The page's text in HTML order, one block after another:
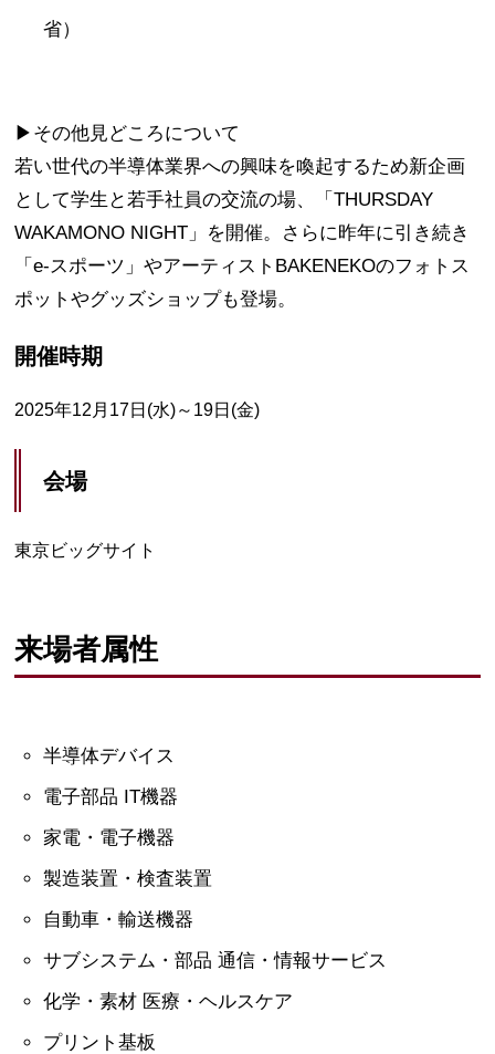
省）
▶その他見どころについて
若い世代の半導体業界への興味を喚起するため新企画
として学生と若手社員の交流の場、「THURSDAY
WAKAMONO NIGHT」を開催。さらに昨年に引き続き
「e-スポーツ」やアーティストBAKENEKOのフォトス
ポットやグッズショップも登場。
開催時期
2025年12月17日(水)～19日(金)
会場
東京ビッグサイト
来場者属性
半導体デバイス
電子部品 IT機器
家電・電子機器
製造装置・検査装置
自動車・輸送機器
サブシステム・部品 通信・情報サービス
化学・素材 医療・ヘルスケア
プリント基板